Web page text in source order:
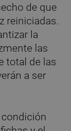
de que
reiniciadas.
la
las
total de las
a ser